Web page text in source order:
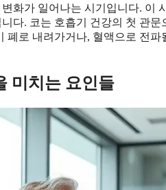
화가 일어나는 시기입니다. 이
다. 코는 호흡기 건강의 첫 관
폐로 내려가거나, 혈액으로 전
미치는 요인들